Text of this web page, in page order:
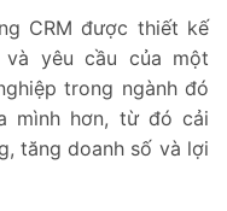
CRM được thiết kế
yêu cầu của một
trong ngành đó
mình hơn, từ đó cải
tăng doanh số và lợi